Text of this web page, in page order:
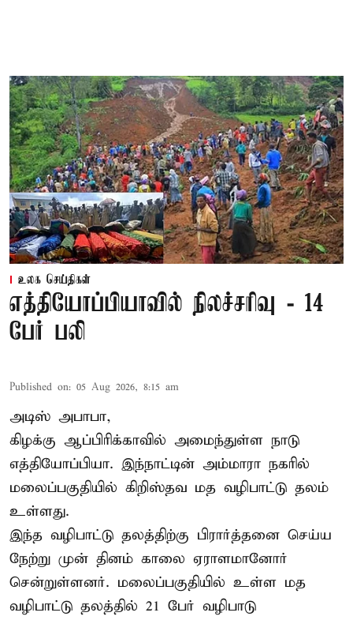
உலக செய்திகள்
எத்தியோப்பியாவில் நிலச்சரிவு - 14
பேர் பலி
Published on: 05 Aug 2026, 8:15 am
அடிஸ் அபாபா,
கிழக்கு ஆப்பிரிக்காவில் அமைந்துள்ள நாடு
எத்தியோப்பியா. இந்நாட்டின் அம்மாரா நகரில்
மலைப்பகுதியில் கிறிஸ்தவ மத வழிபாட்டு தலம்
உள்ளது.
இந்த வழிபாட்டு தலத்திற்கு பிரார்த்தனை செய்ய
நேற்று முன் தினம் காலை ஏராளமானோர்
சென்றுள்ளனர். மலைப்பகுதியில் உள்ள மத
வழிபாட்டு தலத்தில் 21 பேர் வழிபாடு